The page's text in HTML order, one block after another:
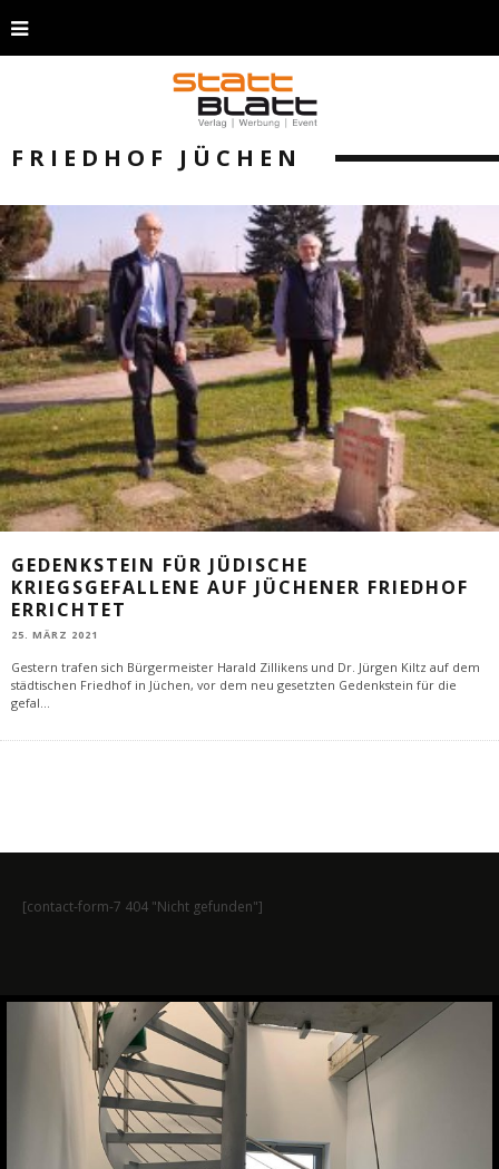
FRIEDHOF JÜCHEN
GEDENKSTEIN FÜR JÜDISCHE
KRIEGSGEFALLENE AUF JÜCHENER FRIEDHOF
ERRICHTET
25. MÄRZ 2021
Gestern trafen sich Bürgermeister Harald Zillikens und Dr. Jürgen Kiltz auf dem
städtischen Friedhof in Jüchen, vor dem neu gesetzten Gedenkstein für die
gefal...
[contact-form-7 404 "Nicht gefunden"]